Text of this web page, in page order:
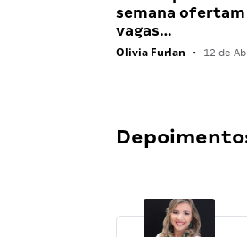
semana ofertam
vagas…
Olivia Furlan • 12 de